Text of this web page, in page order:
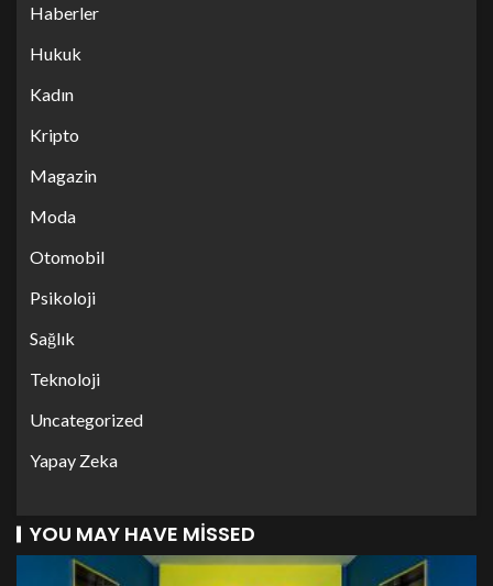
Haberler
Hukuk
Kadın
Kripto
Magazin
Moda
Otomobil
Psikoloji
Sağlık
Teknoloji
Uncategorized
Yapay Zeka
YOU MAY HAVE MISSED